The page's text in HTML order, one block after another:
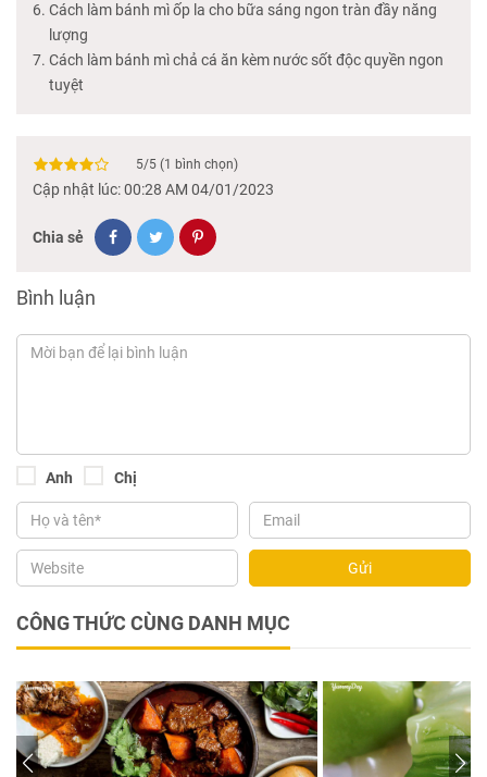
Cách làm bánh mì ốp la cho bữa sáng ngon tràn đầy năng
lượng
Cách làm bánh mì chả cá ăn kèm nước sốt độc quyền ngon
tuyệt
5/5 (1 bình chọn)
Cập nhật lúc: 00:28 AM 04/01/2023
Chia sẻ
Bình luận
Anh Chị
Gửi
CÔNG THỨC CÙNG DANH MỤC